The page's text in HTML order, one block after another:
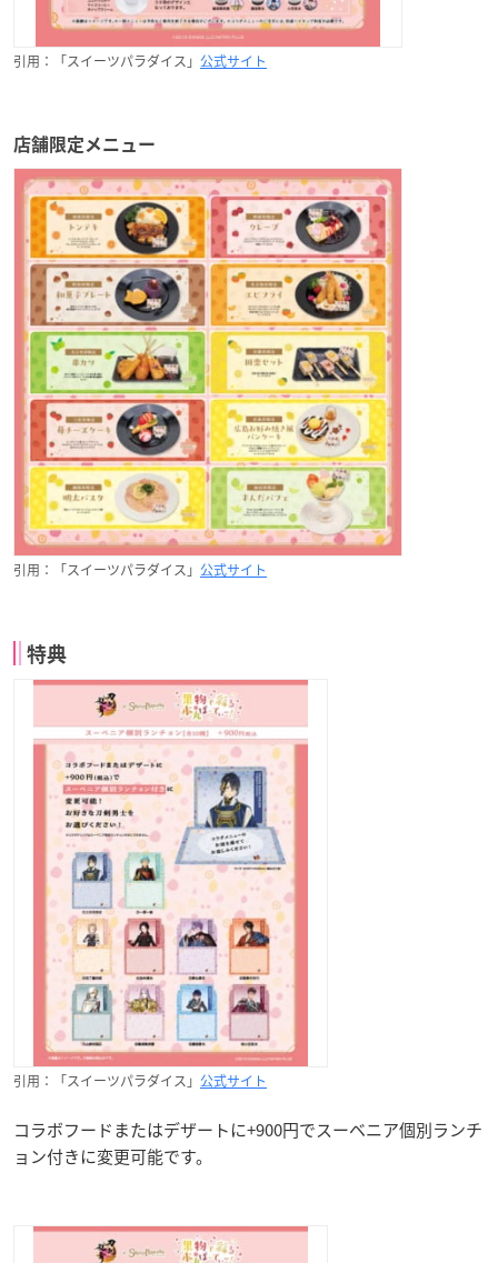
引用：「スイーツパラダイス」 公式サイト
店舗限定メニュー
引用：「スイーツパラダイス」 公式サイト
特典
引用：「スイーツパラダイス」 公式サイト
コラボフードまたはデザートに+900円でスーベニア個別ランチ
ョン付きに変更可能です。